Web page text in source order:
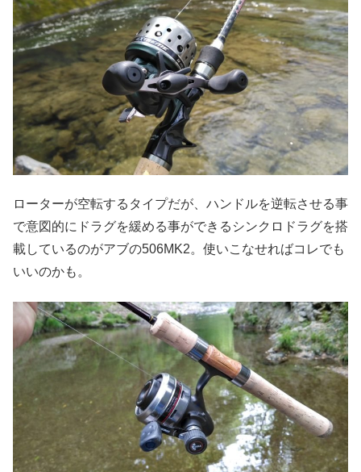
ローターが空転するタイプだが、ハンドルを逆転させる事
で意図的にドラグを緩める事ができるシンクロドラグを搭
載しているのがアブの506MK2。使いこなせればコレでも
いいのかも。